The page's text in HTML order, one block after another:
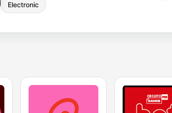
Electronic